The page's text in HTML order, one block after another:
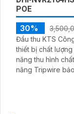
POE
30%
Đầu thu KTS
thiết bị chất lượng
năng thu hình
năng Tripwire bảo vệ hiệu quả.